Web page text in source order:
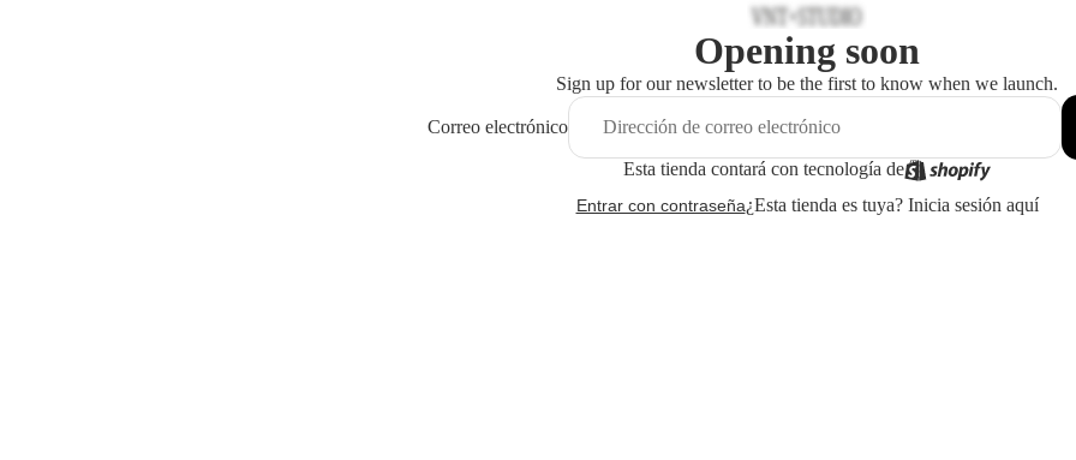
Opening soon
Sign up for our newsletter to be the first to know when we launch.
Correo electrónico
Esta tienda contará con tecnología de
Entrar con contraseña¿Esta tienda es tuya? Inicia sesión aquí